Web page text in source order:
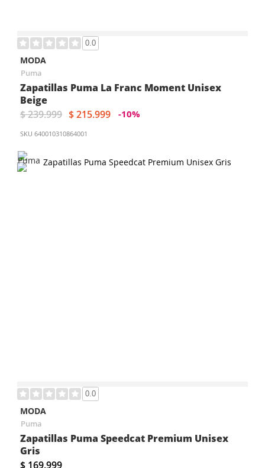
0.0
MODA
Puma
Zapatillas Puma La Franc Moment Unisex
Beige
$ 239.999 $ 215.999 -10%
SKU 640010310864001
0.0
MODA
Puma
Zapatillas Puma Speedcat Premium Unisex
Gris
$ 169.999